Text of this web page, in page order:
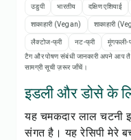
उडुपी भारतीय दक्षिण एशियाई
शाकाहारी (Vegan) शाकाहारी
लैक्टोज-फ्री नट-फ्री मूंगफली-
टैग और पोषण संबंधी जानकारी अपने आप
सामग्री सूची ज़रूर जाँचें।
इडली और डोसे के
यह चमकदार लाल चटनी
संगत है। यह रेसिपी मेरे